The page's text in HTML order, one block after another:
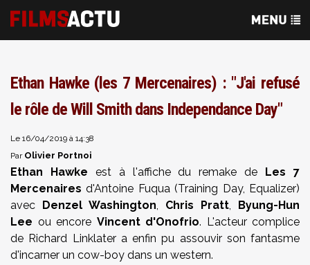
Ethan Hawke (les 7 Mercenaires) : "J'ai refusé
le rôle de Will Smith dans Independance Day"
Le 16/04/2019 à 14:38
Par Olivier Portnoi
Ethan Hawke est à l'affiche du remake de Les 7
Mercenaires d'Antoine Fuqua (Training Day, Equalizer)
avec Denzel Washington, Chris Pratt, Byung-Hun
Lee ou encore Vincent d'Onofrio. L'acteur complice
de Richard Linklater a enfin pu assouvir son fantasme
d'incarner un cow-boy dans un western.